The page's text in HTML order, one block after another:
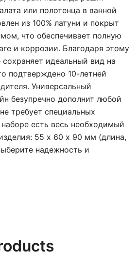
или полотенца в ванной
из 100% латуни и покрыт
что обеспечивает полную
и коррозии. Благодаря этому
идеальный вид на
подтверждено 10-летней
Универсальный
безупречно дополнит любой
требует специальных
есть весь необходимый
55 х 60 x 90 мм (длина,
надежность и